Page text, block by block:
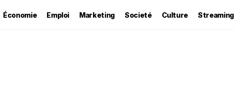
Économie Emploi Marketing Societé Culture Streaming